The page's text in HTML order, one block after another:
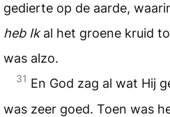
gedierte op de aarde,
heb Ikal het groene kruid
was alzo.
31 En God zag al wat Hij
was zeer goed. Toen was